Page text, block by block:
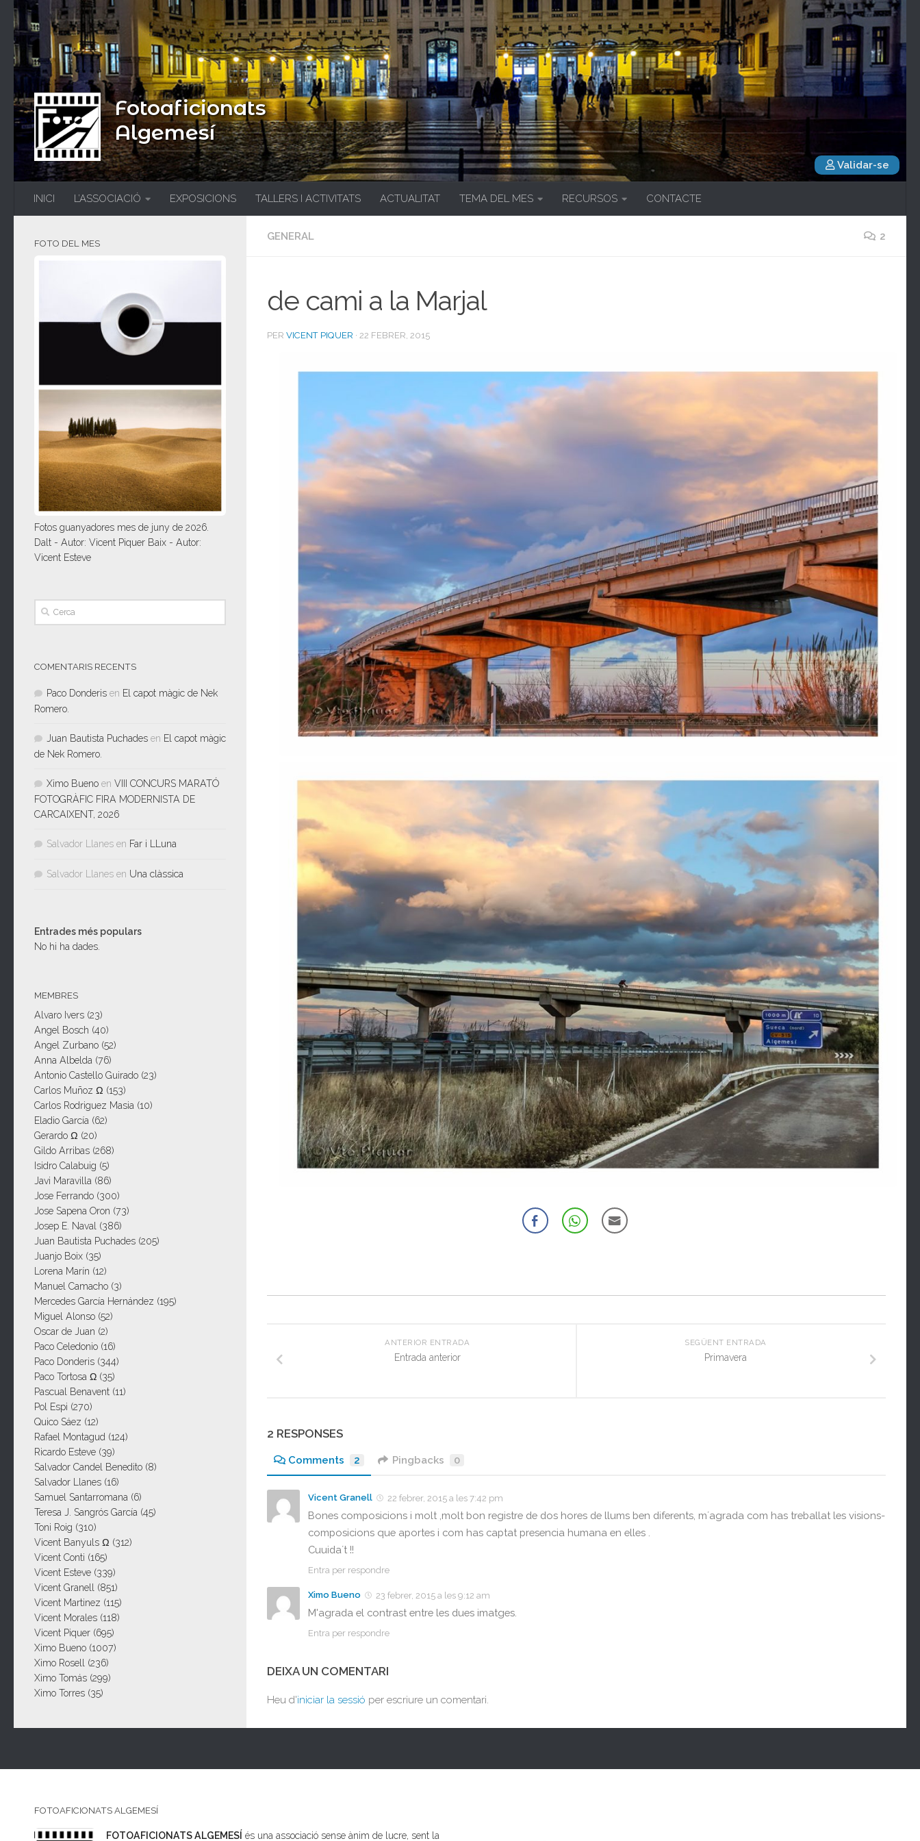
Validar-se
Fotoaficionats
Algemesí
INICI L’ASSOCIACIÓ EXPOSICIONS TALLERS I ACTIVITATS ACTUALITAT TEMA DEL MES RECURSOS CONTACTE
GENERAL 2
de cami a la Marjal
PER VICENT PIQUER · 22 FEBRER, 2015
SEGÜENT ENTRADA
Primavera
ANTERIOR ENTRADA
Entrada anterior
2 RESPONSES
Comments 2 Pingbacks 0
Vicent Granell 22 febrer, 2015 a les 7:42 pm
Bones composicions i molt ,molt bon registre de dos hores de llums ben diferents, m´agrada com has treballat les visions-
composicions que aportes i com has captat presencia humana en elles .
Cuuida´t !!
Entra per respondre
Ximo Bueno 23 febrer, 2015 a les 9:12 am
M'agrada el contrast entre les dues imatges.
Entra per respondre
DEIXA UN COMENTARI
Heu d'iniciar la sessió per escriure un comentari.
FOTO DEL MES
Fotos guanyadores mes de juny de 2026.
Dalt - Autor: Vicent Piquer Baix - Autor:
Vicent Esteve
COMENTARIS RECENTS
Paco Donderis en El capot màgic de Nek
Romero.
Juan Bautista Puchades en El capot màgic
de Nek Romero.
Ximo Bueno en VIII CONCURS MARATÓ
FOTOGRÀFIC FIRA MODERNISTA DE
CARCAIXENT, 2026
Salvador Llanes en Far i LLuna
Salvador Llanes en Una clàssica
Entrades més populars
No hi ha dades.
MEMBRES
Alvaro Ivers (23)
Angel Bosch (40)
Angel Zurbano (52)
Anna Albelda (76)
Antonio Castello Guirado (23)
Carlos Muñoz Ω (153)
Carlos Rodriguez Masia (10)
Eladio García (62)
Gerardo Ω (20)
Gildo Arribas (268)
Isidro Calabuig (5)
Javi Maravilla (86)
Jose Ferrando (300)
Jose Sapena Oron (73)
Josep E. Naval (386)
Juan Bautista Puchades (205)
Juanjo Boix (35)
Lorena Marín (12)
Manuel Camacho (3)
Mercedes García Hernández (195)
Miguel Alonso (52)
Oscar de Juan (2)
Paco Celedonio (16)
Paco Donderis (344)
Paco Tortosa Ω (35)
Pascual Benavent (11)
Pol Espi (270)
Quico Sáez (12)
Rafael Montagud (124)
Ricardo Esteve (39)
Salvador Candel Benedito (8)
Salvador Llanes (16)
Samuel Santarromana (6)
Teresa J. Sangrós García (45)
Toni Roig (310)
Vicent Banyuls Ω (312)
Vicent Conti (165)
Vicent Esteve (339)
Vicent Granell (851)
Vicent Martinez (115)
Vicent Morales (118)
Vicent Piquer (695)
Ximo Bueno (1007)
Ximo Rosell (236)
Ximo Tomás (299)
Ximo Torres (35)
FOTOAFICIONATS ALGEMESÍ
FOTOAFICIONATS ALGEMESÍ és una associació sense ànim de lucre, sent la